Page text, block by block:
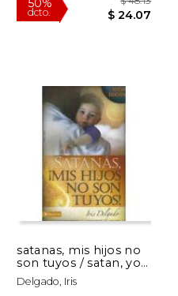
satanas, mis hijos no
son tuyos / satan, you
can`t have my
children
Delgado, Iris